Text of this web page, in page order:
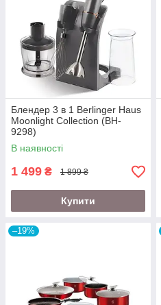
Блендер 3 в 1 Berlinger Haus
Moonlight Collection (BH-
9298)
В наявності
1 499 ₴ 1 899 ₴
Купити
–19%